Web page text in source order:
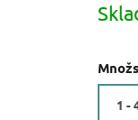
cena:
1 -